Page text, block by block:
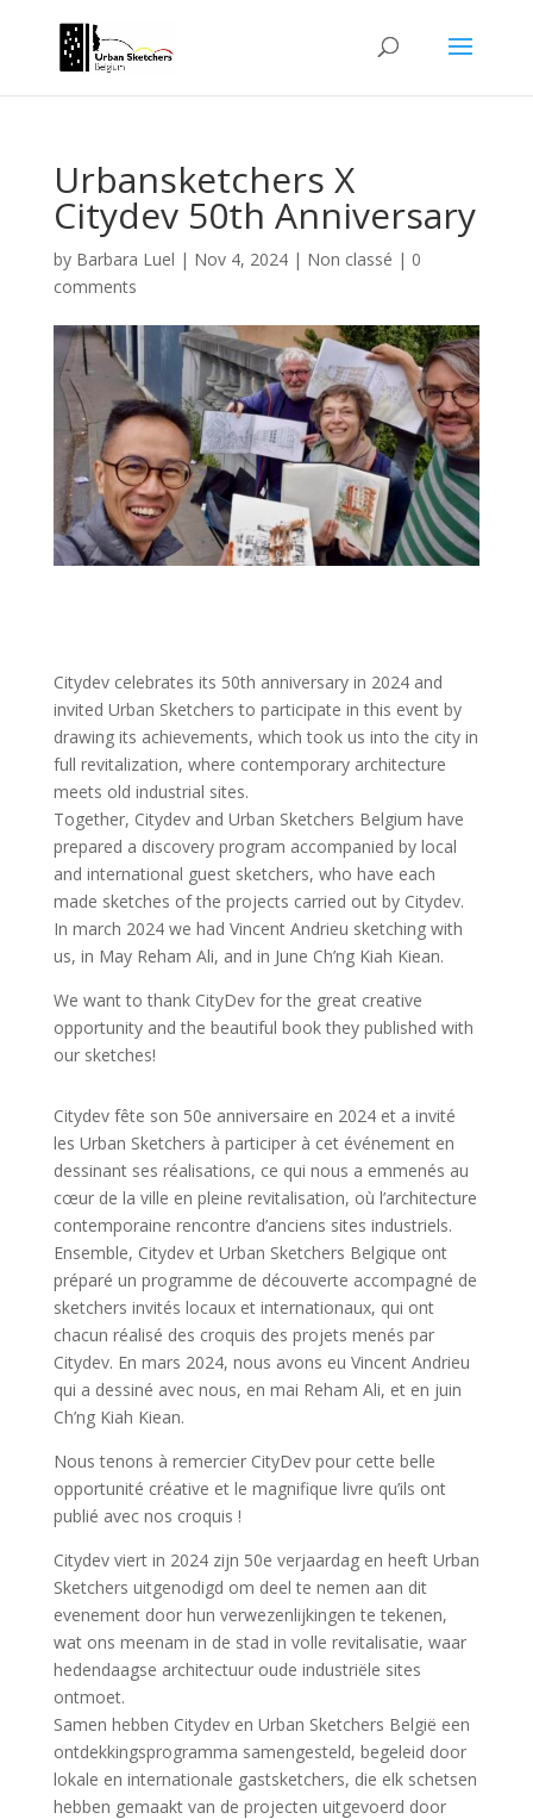
Urbansketchers X
Citydev 50th Anniversary
by Barbara Luel | Nov 4, 2024| Non classé | 0
comments
Citydev celebrates its 50th anniversary in 2024 and
invited Urban Sketchers to participate in this event by
drawing its achievements, which took us into the city in
full revitalization, where contemporary architecture
meets old industrial sites.
Together, Citydev and Urban Sketchers Belgium have
prepared a discovery program accompanied by local
and international guest sketchers, who have each
made sketches of the projects carried out by Citydev.
In march 2024 we had Vincent Andrieu sketching with
us, in May Reham Ali, and in June Ch’ng Kiah Kiean.
We want to thank CityDev for the great creative
opportunity and the beautiful book they published with
our sketches!
Citydev fête son 50e anniversaire en 2024 et a invité
les Urban Sketchers à participer à cet événement en
dessinant ses réalisations, ce qui nous a emmenés au
cœur de la ville en pleine revitalisation, où l’architecture
contemporaine rencontre d’anciens sites industriels.
Ensemble, Citydev et Urban Sketchers Belgique ont
préparé un programme de découverte accompagné de
sketchers invités locaux et internationaux, qui ont
chacun réalisé des croquis des projets menés par
Citydev. En mars 2024, nous avons eu Vincent Andrieu
qui a dessiné avec nous, en mai Reham Ali, et en juin
Ch’ng Kiah Kiean.
Nous tenons à remercier CityDev pour cette belle
opportunité créative et le magnifique livre qu’ils ont
publié avec nos croquis !
Citydev viert in 2024 zijn 50e verjaardag en heeft Urban
Sketchers uitgenodigd om deel te nemen aan dit
evenement door hun verwezenlijkingen te tekenen,
wat ons meenam in de stad in volle revitalisatie, waar
hedendaagse architectuur oude industriële sites
ontmoet.
Samen hebben Citydev en Urban Sketchers België een
ontdekkingsprogramma samengesteld, begeleid door
lokale en internationale gastsketchers, die elk schetsen
hebben gemaakt van de projecten uitgevoerd door